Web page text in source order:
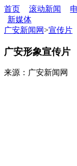
首页 滚动新闻
新媒体
广安新闻网>宣传片
广安形象宣传片
来源：广安新闻网